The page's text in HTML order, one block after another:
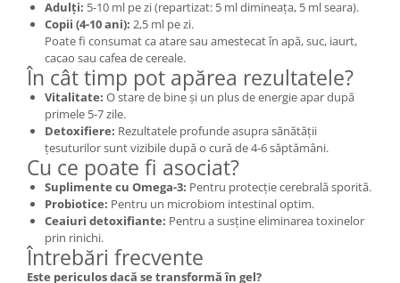
Adulți: 5-10 ml pe zi (repartizat: 5 ml dimineața, 5 ml seara).
Copii (4-10 ani): 2,5 ml pe zi.
Poate fi consumat ca atare sau amestecat în apă, suc, iaurt,
cacao sau cafea de cereale.
În cât timp pot apărea rezultatele?
Vitalitate: O stare de bine și un plus de energie apar după
primele 5-7 zile.
Detoxifiere: Rezultatele profunde asupra sănătății
țesuturilor sunt vizibile după o cură de 4-6 săptămâni.
Cu ce poate fi asociat?
Suplimente cu Omega-3: Pentru protecție cerebrală sporită.
Probiotice: Pentru un microbiom intestinal optim.
Ceaiuri detoxifiante: Pentru a susține eliminarea toxinelor
prin rinichi.
Întrebări frecvente
Este periculos dacă se transformă în gel?